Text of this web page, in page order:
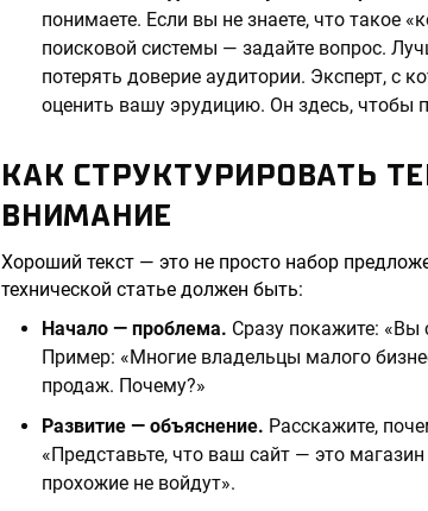
понимаете. Если вы не знаете, что такое
поисковой системы — задайте вопрос.
потерять доверие аудитории. Эксперт, с
оценить вашу эрудицию. Он здесь, чтобы
КАК СТРУКТУРИРОВАТЬ
ВНИМАНИЕ
Хороший текст — это не просто набор
технической статье должен быть:
Начало — проблема. Сразу покажите: «Вы
Пример: «Многие владельцы малого
продаж. Почему?»
Развитие — объяснение. Расскажите,
«Представьте, что ваш сайт — это
прохожие не войдут».